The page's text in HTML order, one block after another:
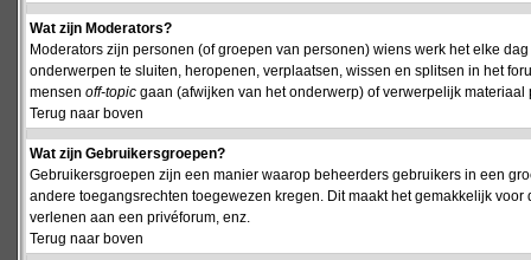
Wat zijn Moderators?
Moderators zijn personen (of groepen van personen) wiens werk het elke
onderwerpen te sluiten, heropenen, verplaatsen, wissen en splitsen in het
mensen off-topic gaan (afwijken van het onderwerp) of verwerpelijk materiaal
Terug naar boven
Wat zijn Gebruikersgroepen?
Gebruikersgroepen zijn een manier waarop beheerders gebruikers in een
andere toegangsrechten toegewezen kregen. Dit maakt het gemakkelijk
verlenen aan een privéforum, enz.
Terug naar boven